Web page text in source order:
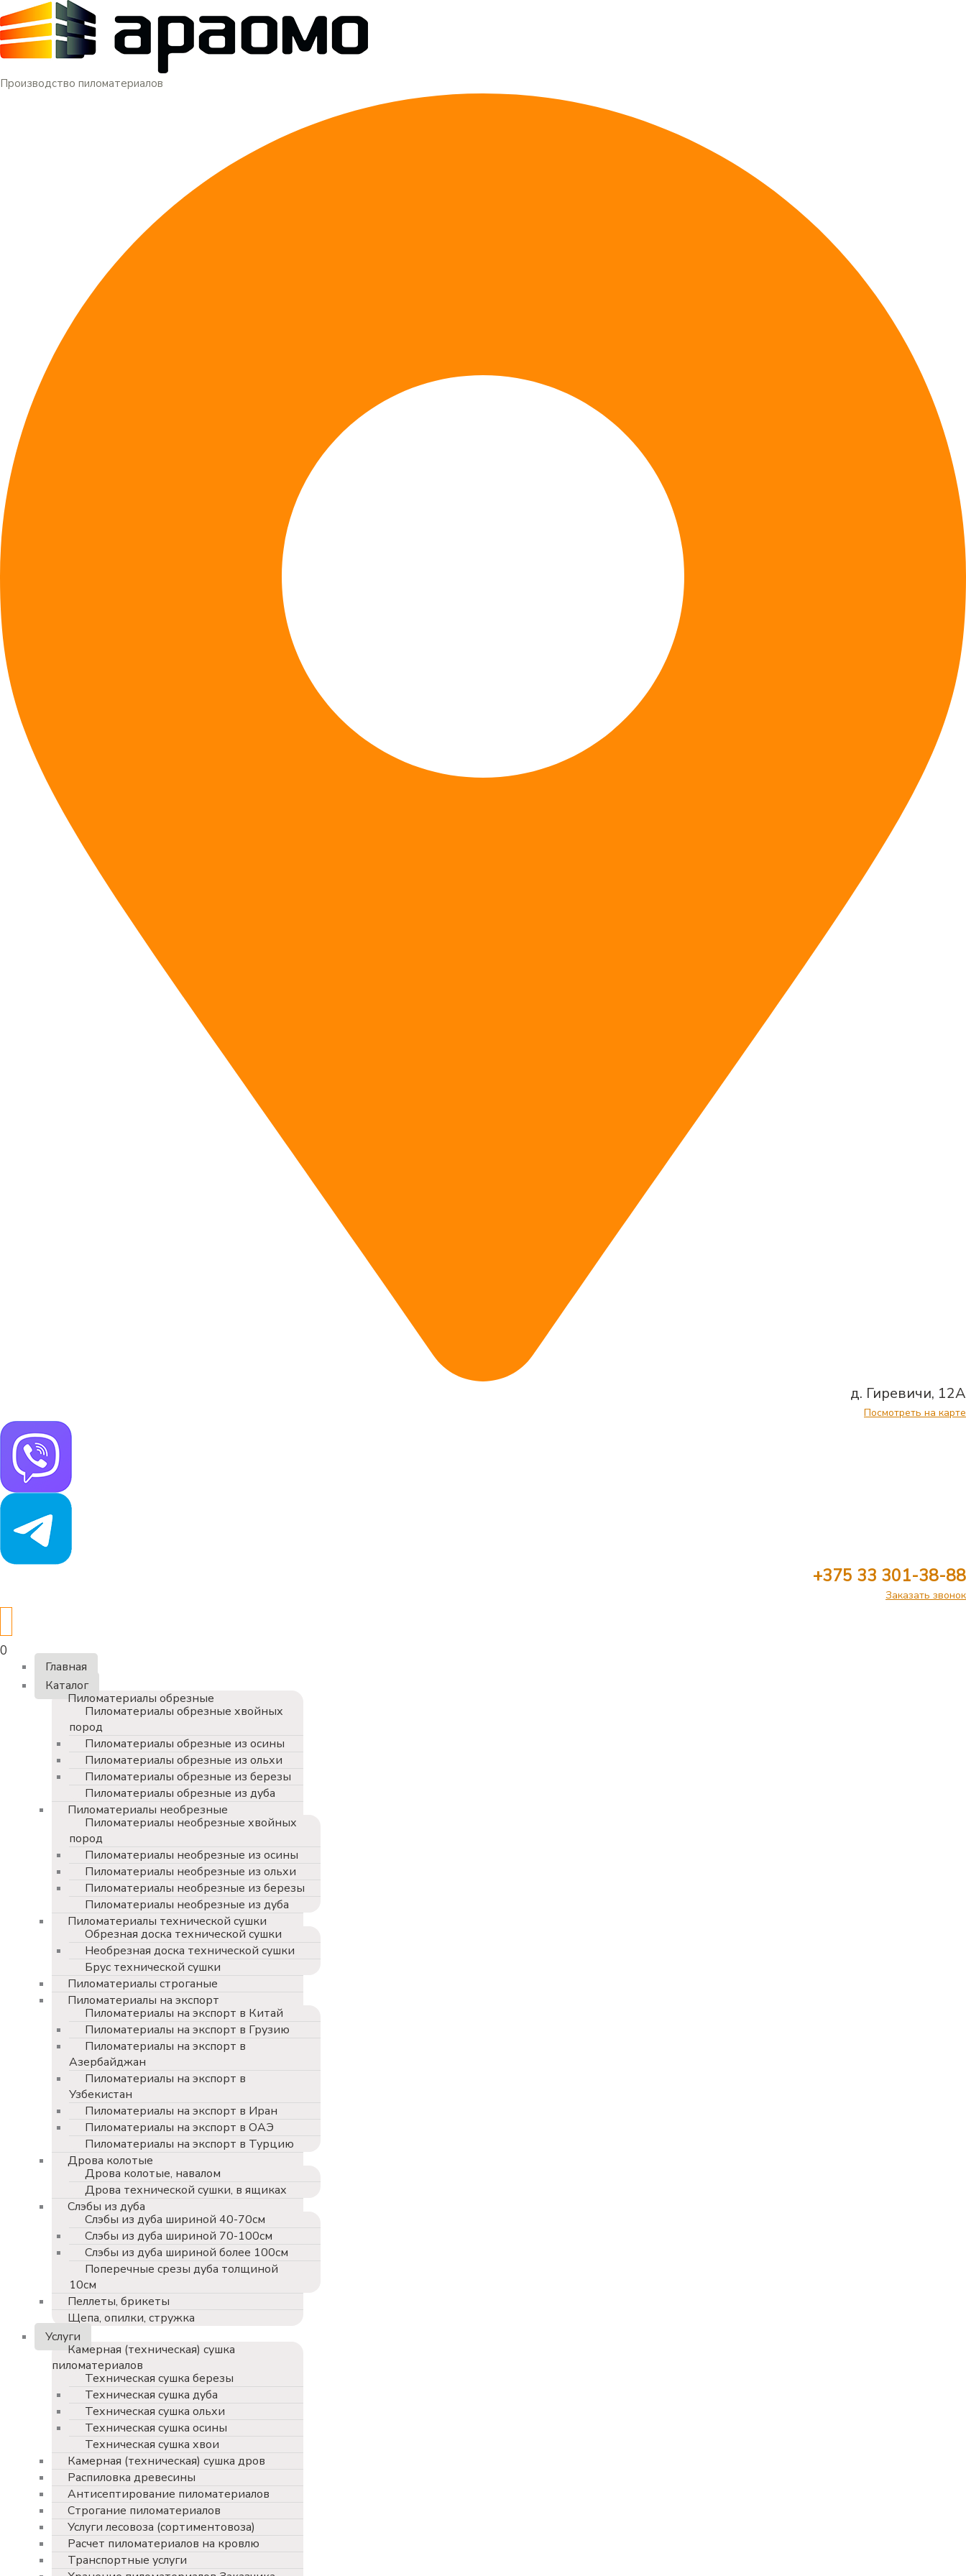
Производство пиломатериалов
д. Гиревичи, 12А
Посмотреть на карте
+375 33 301-38-88
Заказать звонок
0
Меню
Главная
Каталог
Пиломатериалы обрезные
Пиломатериалы обрезные хвойных
пород
Пиломатериалы обрезные из осины
Пиломатериалы обрезные из ольхи
Пиломатериалы обрезные из березы
Пиломатериалы обрезные из дуба
Пиломатериалы необрезные
Пиломатериалы необрезные хвойных
пород
Пиломатериалы необрезные из осины
Пиломатериалы необрезные из ольхи
Пиломатериалы необрезные из березы
Пиломатериалы необрезные из дуба
Пиломатериалы технической сушки
Обрезная доска технической сушки
Необрезная доска технической сушки
Брус технической сушки
Пиломатериалы строганые
Пиломатериалы на экспорт
Пиломатериалы на экспорт в Китай
Пиломатериалы на экспорт в Грузию
Пиломатериалы на экспорт в
Азербайджан
Пиломатериалы на экспорт в
Узбекистан
Пиломатериалы на экспорт в Иран
Пиломатериалы на экспорт в ОАЭ
Пиломатериалы на экспорт в Турцию
Дрова колотые
Дрова колотые, навалом
Дрова технической сушки, в ящиках
Слэбы из дуба
Слэбы из дуба шириной 40-70см
Слэбы из дуба шириной 70-100см
Слэбы из дуба шириной более 100см
Поперечные срезы дуба толщиной
10см
Пеллеты, брикеты
Щепа, опилки, стружка
Услуги
Камерная (техническая) сушка
пиломатериалов
Техническая сушка березы
Техническая сушка дуба
Техническая сушка ольхи
Техническая сушка осины
Техническая сушка хвои
Камерная (техническая) сушка дров
Распиловка древесины
Антисептирование пиломатериалов
Строгание пиломатериалов
Услуги лесовоза (сортиментовоза)
Расчет пиломатериалов на кровлю
Транспортные услуги
Перейти
к
содержимому